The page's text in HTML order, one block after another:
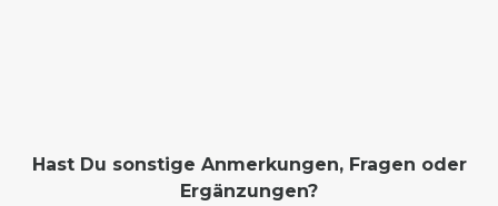
Hast Du sonstige Anmerkungen, Fragen oder
Ergänzungen?